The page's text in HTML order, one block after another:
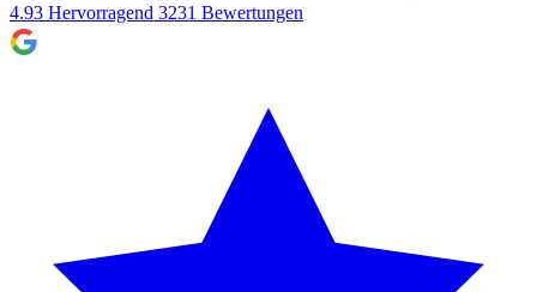
4.93 Hervorragend 3231 Bewertungen